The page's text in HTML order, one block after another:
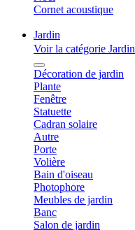
Cornet acoustique
Jardin
Voir la catégorie Jardin
Décoration de jardin
Plante
Fenêtre
Statuette
Cadran solaire
Autre
Porte
Volière
Bain d'oiseau
Photophore
Meubles de jardin
Banc
Salon de jardin